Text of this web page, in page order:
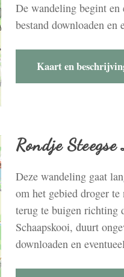
De wandeling begint
bestand downloaden en
Kaart en
Rondje Steegse
Deze wandeling gaat
om het gebied droger
terug te buigen richting
Schaapskooi, duurt
downloaden en